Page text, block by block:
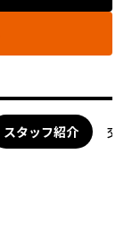
スタッフ紹介 交